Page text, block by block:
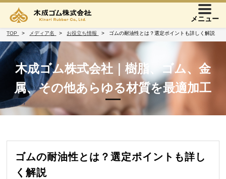
メニュー
TOP メディア名 お役立ち情報 ゴムの耐油性とは？選定ポイントも詳しく解説
木成ゴム株式会社｜樹脂、ゴム、金
属、その他あらゆる材質を最適加工
ゴムの耐油性とは？選定ポイントも詳し
く解説